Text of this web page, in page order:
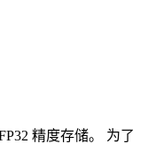
精度存储。 为了